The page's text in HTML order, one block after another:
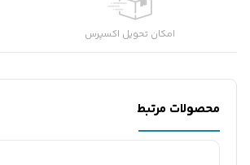
امکان تحویل اکسپرس
محصولات مرتبط